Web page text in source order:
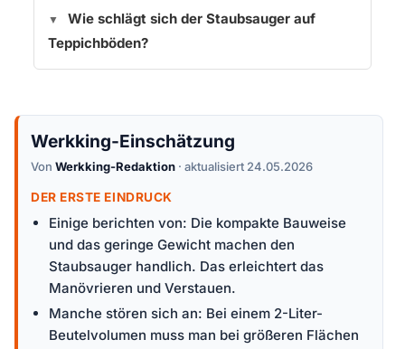
Wie schlägt sich der Staubsauger auf
Teppichböden?
Werkking-Einschätzung
Von Werkking-Redaktion · aktualisiert 24.05.2026
DER ERSTE EINDRUCK
Einige berichten von: Die kompakte Bauweise
und das geringe Gewicht machen den
Staubsauger handlich. Das erleichtert das
Manövrieren und Verstauen.
Manche stören sich an: Bei einem 2-Liter-
Beutelvolumen muss man bei größeren Flächen